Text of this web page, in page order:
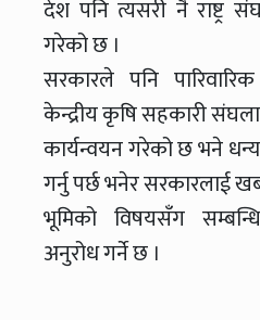
देश पनि त्यसरी नै राष्ट्र
गरेको छ ।
सरकारले पनि
केन्द्रीय कृषि सहकारी
कार्यन्वयन गरेको छ भने
गर्नु पर्छ भनेर सरकारलाई
भूमिको विषयसँग
अनुरोध गर्ने छ ।